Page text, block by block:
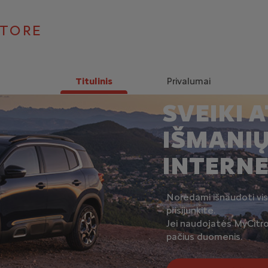
Titulinis Privalumai
SVEIKI
Norėdami išnaudoti
prisijunkite.
Jei naudojatės
pačius duomenis.